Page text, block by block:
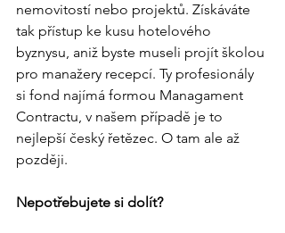
nemovitostí nebo projektů. Získáváte
tak přístup ke kusu hotelového
byznysu, aniž byste museli projít školou
pro manažery recepcí. Ty profesionály
si fond najímá formou Managament
Contractu, v našem případě je to
nejlepší český řetězec. O tam ale až
později.
Nepotřebujete si dolít?